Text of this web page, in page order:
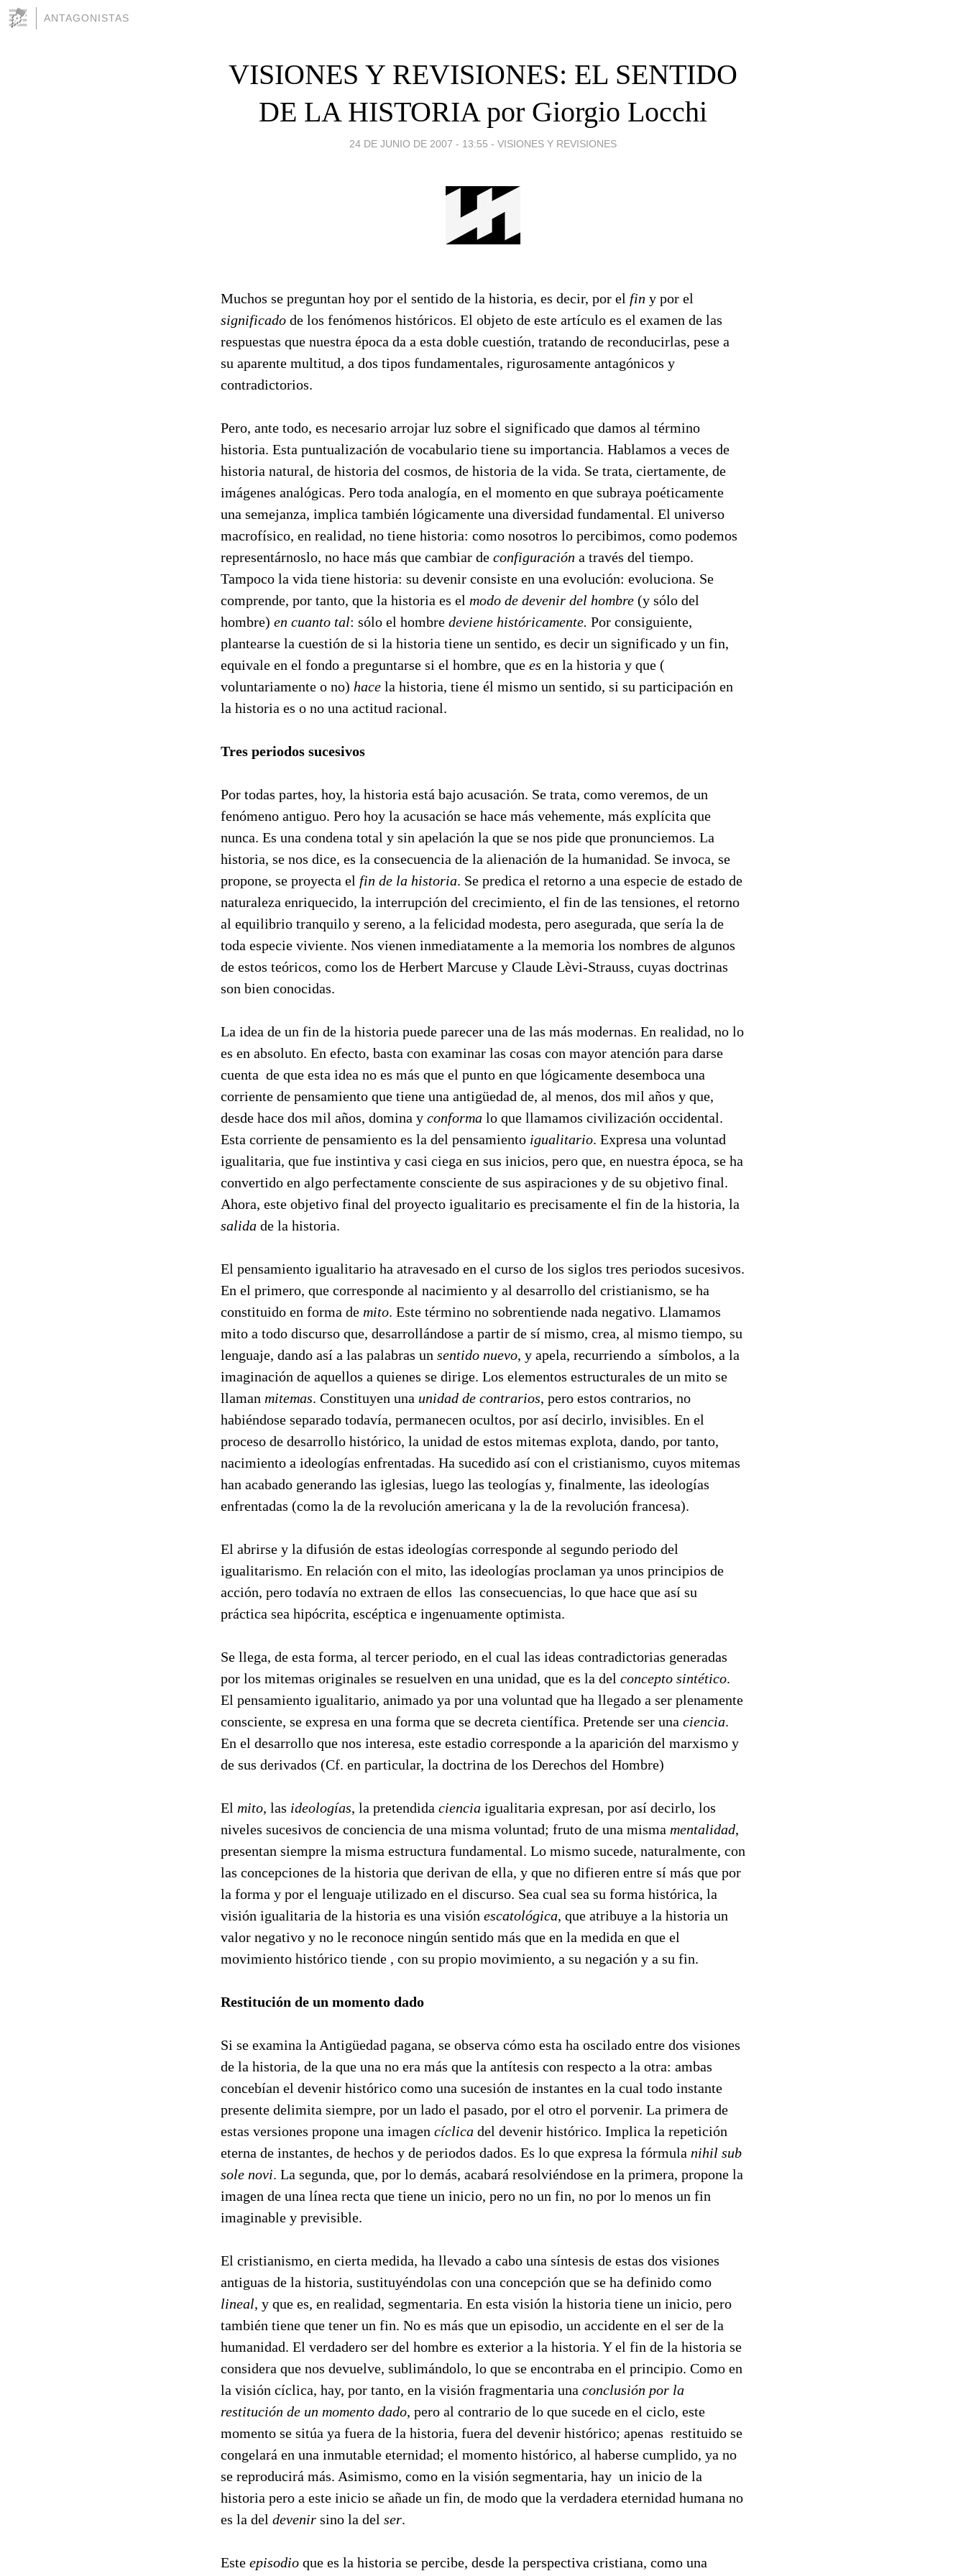
ANTAGONISTAS
VISIONES Y REVISIONES: EL SENTIDO
DE LA HISTORIA por Giorgio Locchi
24 DE JUNIO DE 2007 - 13:55 - VISIONES Y REVISIONES
Muchos se preguntan hoy por el sentido de la historia, es decir, por el fin y por el
significado de los fenómenos históricos. El objeto de este artículo es el examen de las
respuestas que nuestra época da a esta doble cuestión, tratando de reconducirlas, pese a
su aparente multitud, a dos tipos fundamentales, rigurosamente antagónicos y
contradictorios.
Pero, ante todo, es necesario arrojar luz sobre el significado que damos al término
historia. Esta puntualización de vocabulario tiene su importancia. Hablamos a veces de
historia natural, de historia del cosmos, de historia de la vida. Se trata, ciertamente, de
imágenes analógicas. Pero toda analogía, en el momento en que subraya poéticamente
una semejanza, implica también lógicamente una diversidad fundamental. El universo
macrofísico, en realidad, no tiene historia: como nosotros lo percibimos, como podemos
representárnoslo, no hace más que cambiar de configuración a través del tiempo.
Tampoco la vida tiene historia: su devenir consiste en una evolución: evoluciona. Se
comprende, por tanto, que la historia es el modo de devenir del hombre (y sólo del
hombre) en cuanto tal: sólo el hombre deviene históricamente. Por consiguiente,
plantearse la cuestión de si la historia tiene un sentido, es decir un significado y un fin,
equivale en el fondo a preguntarse si el hombre, que es en la historia y que (
voluntariamente o no) hace la historia, tiene él mismo un sentido, si su participación en
la historia es o no una actitud racional.
Tres periodos sucesivos
Por todas partes, hoy, la historia está bajo acusación. Se trata, como veremos, de un
fenómeno antiguo. Pero hoy la acusación se hace más vehemente, más explícita que
nunca. Es una condena total y sin apelación la que se nos pide que pronunciemos. La
historia, se nos dice, es la consecuencia de la alienación de la humanidad. Se invoca, se
propone, se proyecta el fin de la historia. Se predica el retorno a una especie de estado de
naturaleza enriquecido, la interrupción del crecimiento, el fin de las tensiones, el retorno
al equilibrio tranquilo y sereno, a la felicidad modesta, pero asegurada, que sería la de
toda especie viviente. Nos vienen inmediatamente a la memoria los nombres de algunos
de estos teóricos, como los de Herbert Marcuse y Claude Lèvi-Strauss, cuyas doctrinas
son bien conocidas.
La idea de un fin de la historia puede parecer una de las más modernas. En realidad, no lo
es en absoluto. En efecto, basta con examinar las cosas con mayor atención para darse
cuenta de que esta idea no es más que el punto en que lógicamente desemboca una
corriente de pensamiento que tiene una antigüedad de, al menos, dos mil años y que,
desde hace dos mil años, domina y conforma lo que llamamos civilización occidental.
Esta corriente de pensamiento es la del pensamiento igualitario. Expresa una voluntad
igualitaria, que fue instintiva y casi ciega en sus inicios, pero que, en nuestra época, se ha
convertido en algo perfectamente consciente de sus aspiraciones y de su objetivo final.
Ahora, este objetivo final del proyecto igualitario es precisamente el fin de la historia, la
salida de la historia.
El pensamiento igualitario ha atravesado en el curso de los siglos tres periodos sucesivos.
En el primero, que corresponde al nacimiento y al desarrollo del cristianismo, se ha
constituido en forma de mito. Este término no sobrentiende nada negativo. Llamamos
mito a todo discurso que, desarrollándose a partir de sí mismo, crea, al mismo tiempo, su
lenguaje, dando así a las palabras un sentido nuevo, y apela, recurriendo a símbolos, a la
imaginación de aquellos a quienes se dirige. Los elementos estructurales de un mito se
llaman mitemas. Constituyen una unidad de contrarios, pero estos contrarios, no
habiéndose separado todavía, permanecen ocultos, por así decirlo, invisibles. En el
proceso de desarrollo histórico, la unidad de estos mitemas explota, dando, por tanto,
nacimiento a ideologías enfrentadas. Ha sucedido así con el cristianismo, cuyos mitemas
han acabado generando las iglesias, luego las teologías y, finalmente, las ideologías
enfrentadas (como la de la revolución americana y la de la revolución francesa).
El abrirse y la difusión de estas ideologías corresponde al segundo periodo del
igualitarismo. En relación con el mito, las ideologías proclaman ya unos principios de
acción, pero todavía no extraen de ellos las consecuencias, lo que hace que así su
práctica sea hipócrita, escéptica e ingenuamente optimista.
Se llega, de esta forma, al tercer periodo, en el cual las ideas contradictorias generadas
por los mitemas originales se resuelven en una unidad, que es la del concepto sintético.
El pensamiento igualitario, animado ya por una voluntad que ha llegado a ser plenamente
consciente, se expresa en una forma que se decreta científica. Pretende ser una ciencia.
En el desarrollo que nos interesa, este estadio corresponde a la aparición del marxismo y
de sus derivados (Cf. en particular, la doctrina de los Derechos del Hombre)
El mito, las ideologías, la pretendida ciencia igualitaria expresan, por así decirlo, los
niveles sucesivos de conciencia de una misma voluntad; fruto de una misma mentalidad,
presentan siempre la misma estructura fundamental. Lo mismo sucede, naturalmente, con
las concepciones de la historia que derivan de ella, y que no difieren entre sí más que por
la forma y por el lenguaje utilizado en el discurso. Sea cual sea su forma histórica, la
visión igualitaria de la historia es una visión escatológica, que atribuye a la historia un
valor negativo y no le reconoce ningún sentido más que en la medida en que el
movimiento histórico tiende , con su propio movimiento, a su negación y a su fin.
Restitución de un momento dado
Si se examina la Antigüedad pagana, se observa cómo esta ha oscilado entre dos visiones
de la historia, de la que una no era más que la antítesis con respecto a la otra: ambas
concebían el devenir histórico como una sucesión de instantes en la cual todo instante
presente delimita siempre, por un lado el pasado, por el otro el porvenir. La primera de
estas versiones propone una imagen cíclica del devenir histórico. Implica la repetición
eterna de instantes, de hechos y de periodos dados. Es lo que expresa la fórmula nihil sub
sole novi. La segunda, que, por lo demás, acabará resolviéndose en la primera, propone la
imagen de una línea recta que tiene un inicio, pero no un fin, no por lo menos un fin
imaginable y previsible.
El cristianismo, en cierta medida, ha llevado a cabo una síntesis de estas dos visiones
antiguas de la historia, sustituyéndolas con una concepción que se ha definido como
lineal, y que es, en realidad, segmentaria. En esta visión la historia tiene un inicio, pero
también tiene que tener un fin. No es más que un episodio, un accidente en el ser de la
humanidad. El verdadero ser del hombre es exterior a la historia. Y el fin de la historia se
considera que nos devuelve, sublimándolo, lo que se encontraba en el principio. Como en
la visión cíclica, hay, por tanto, en la visión fragmentaria una conclusión por la
restitución de un momento dado, pero al contrario de lo que sucede en el ciclo, este
momento se sitúa ya fuera de la historia, fuera del devenir histórico; apenas restituido se
congelará en una inmutable eternidad; el momento histórico, al haberse cumplido, ya no
se reproducirá más. Asimismo, como en la visión segmentaria, hay un inicio de la
historia pero a este inicio se añade un fin, de modo que la verdadera eternidad humana no
es la del devenir sino la del ser.
Este episodio que es la historia se percibe, desde la perspectiva cristiana, como una